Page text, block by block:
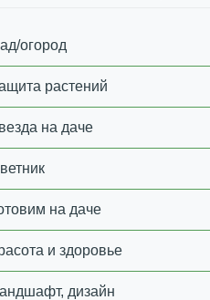
огород
растений
на даче
на даче
и здоровье
дизайн